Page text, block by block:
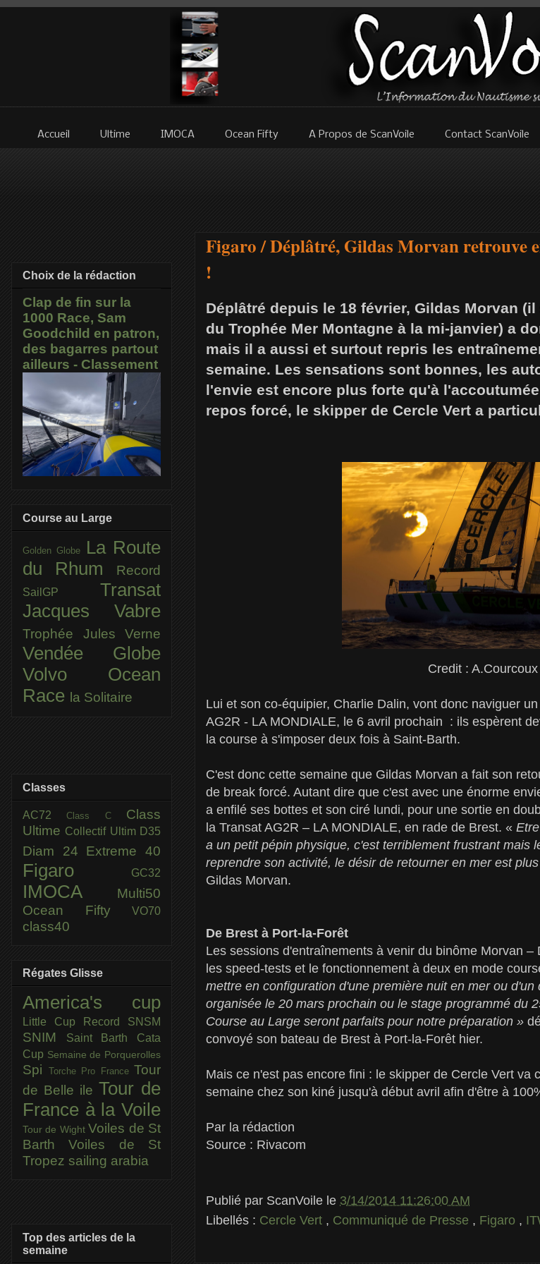
Accueil Ultime IMOCA Ocean Fifty A Propos de ScanVoile Contact ScanVoile
Figaro / Déplâtré, Gildas Morvan retrouve
!
Déplâtré depuis le 18 février, Gildas Morvan
du Trophée Mer Montagne à la mi-janvier) a
mais il a aussi et surtout repris les
semaine. Les sensations sont bonnes, les
l'envie est encore plus forte qu'à
repos forcé, le skipper de Cercle Vert a
Credit : A.Courcoux
Lui et son co-équipier, Charlie Dalin, vont donc naviguer
AG2R - LA MONDIALE, le 6 avril prochain : ils espèrent
la course à s'imposer deux fois à Saint-Barth.
C'est donc cette semaine que Gildas Morvan a fait son
de break forcé. Autant dire que c'est avec une énorme
a enfilé ses bottes et son ciré lundi, pour une sortie en
la Transat AG2R – LA MONDIALE, en rade de Brest. «
a un petit pépin physique, c'est terriblement frustrant mais
reprendre son activité, le désir de retourner en mer est
Gildas Morvan.
De Brest à Port-la-Forêt
Les sessions d'entraînements à venir du binôme Morvan
les speed-tests et le fonctionnement à deux en mode
mettre en configuration d'une première nuit en mer ou
organisée le 20 mars prochain ou le stage programmé du
Course au Large seront parfaits pour notre préparation »
convoyé son bateau de Brest à Port-la-Forêt hier.
Mais ce n'est pas encore fini : le skipper de Cercle Vert va
semaine chez son kiné jusqu'à début avril afin d'être à
Par la rédaction
Source : Rivacom
Publié par ScanVoile le 3/14/2014 11:26:00 AM
Libellés : Cercle Vert , Communiqué de Presse , Figaro ,
Choix de la rédaction
Clap de fin sur la
1000 Race, Sam
Goodchild en patron,
des bagarres partout
ailleurs - Classement
Course au Large
Golden Globe
La Route
du Rhum
Record
SailGP Transat
Jacques Vabre
Trophée Jules Verne
Vendée Globe
Volvo Ocean
Race la Solitaire
Classes
AC72Class C Class
Ultime Collectif Ultim D35
Diam 24 Extreme 40
Figaro GC32
IMOCA
Multi50
Ocean Fifty
VO70
class40
Régates Glisse
America's cup
Little Cup Record SNSM
SNIM
Saint Barth Cata
Cup Semaine de Porquerolles
Spi Torche Pro France Tour
de Belle ile Tour de
France à la Voile
Tour de Wight Voiles de St
BarthVoiles de St
Tropez sailing arabia
Top des articles de la
semaine